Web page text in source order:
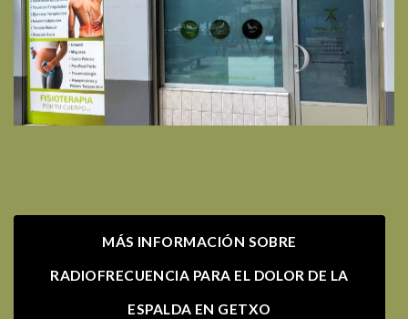
MÁS INFORMACIÓN SOBRE
RADIOFRECUENCIA PARA EL DOLOR DE LA
ESPALDA EN GETXO